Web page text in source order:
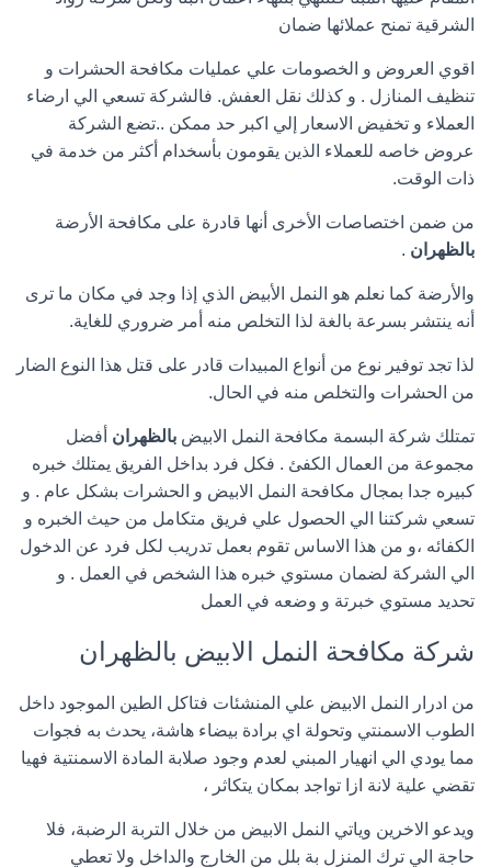
الشرقية تمنح عملائها ضمان
اقوي العروض و الخصومات علي عمليات مكافحة الحشرات و
تنظيف المنازل . و كذلك نقل العفش. فالشركة تسعي الي ارضاء
العملاء و تخفيض الاسعار إلي اكبر حد ممكن ..تضع الشركة
عروض خاصه للعملاء الذين يقومون بأسخدام أكثر من خدمة في
ذات الوقت.
من ضمن اختصاصات الأخرى أنها قادرة على مكافحة الأرضة
بالظهران .
والأرضة كما نعلم هو النمل الأبيض الذي إذا وجد في مكان ما ترى
أنه ينتشر بسرعة بالغة لذا التخلص منه أمر ضروري للغاية.
لذا تجد توفير نوع من أنواع المبيدات قادر على قتل هذا النوع الضار
من الحشرات والتخلص منه في الحال.
تمتلك شركة البسمة مكافحة النمل الابيض بالظهران أفضل
مجموعة من العمال الكفئ . فكل فرد بداخل الفريق يمتلك خبره
كبيره جدا بمجال مكافحة النمل الابيض و الحشرات بشكل عام . و
تسعي شركتنا الي الحصول علي فريق متكامل من حيث الخبره و
الكفائه ،و من هذا الاساس تقوم بعمل تدريب لكل فرد عن الدخول
الي الشركة لضمان مستوي خبره هذا الشخص في العمل . و
تحديد مستوي خبرتة و وضعه في العمل
شركة مكافحة النمل الابيض بالظهران
من ادرار النمل الابيض علي المنشئات فتاكل الطين الموجود داخل
الطوب الاسمنتي وتحولة اي برادة بيضاء هاشة، يحدث به فجوات
مما يودي الي انهيار المبني لعدم وجود صلابة المادة الاسمنتية فهيا
تقضي علية لانة ازا تواجد بمكان يتكاثر ،
ويدعو الاخرين وياتي النمل الابيض من خلال التربة الرضبة، فلا
حاجة الي ترك المنزل بة بلل من الخارج والداخل ولا تعطي